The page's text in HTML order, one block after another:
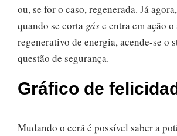
ou, se for o caso, regenerada. Já
quando se corta gáse entra em ação
regenerativo de energia, acende-se o
questão de segurança.
Gráfico de
Mudando o ecrã é possível saber a